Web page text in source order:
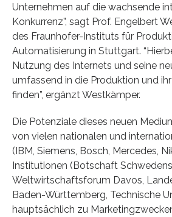
Unternehmen auf die wachsende
Konkurrenz”, sagt Prof. Engelbert
des Fraunhofer-Instituts für
Automatisierung in Stuttgart.
Nutzung des Internets und seine
umfassend in die Produktion und
finden”, ergänzt Westkämper.
Die Potenziale dieses neuen
von vielen nationalen und
(IBM, Siemens, Bosch, Mercedes,
Institutionen (Botschaft Schwedens,
Weltwirtschaftsforum Davos,
Baden-Württemberg, Technische
hauptsächlich zu